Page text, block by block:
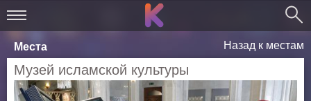
Места Назад к местам
Музей исламской культуры